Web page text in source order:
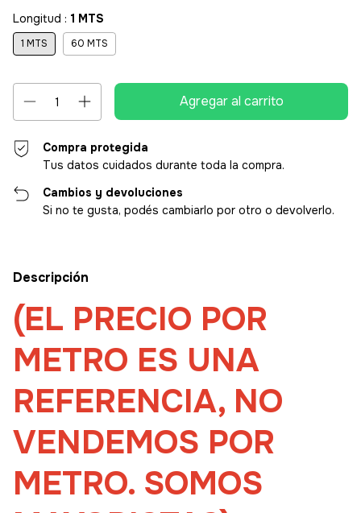
Longitud : 1 MTS
1 MTS 60 MTS
Compra protegida
Tus datos cuidados durante toda la compra.
Cambios y devoluciones
Si no te gusta, podés cambiarlo por otro o devolverlo.
Descripción
(EL PRECIO POR
METRO ES UNA
REFERENCIA, NO
VENDEMOS POR
METRO. SOMOS